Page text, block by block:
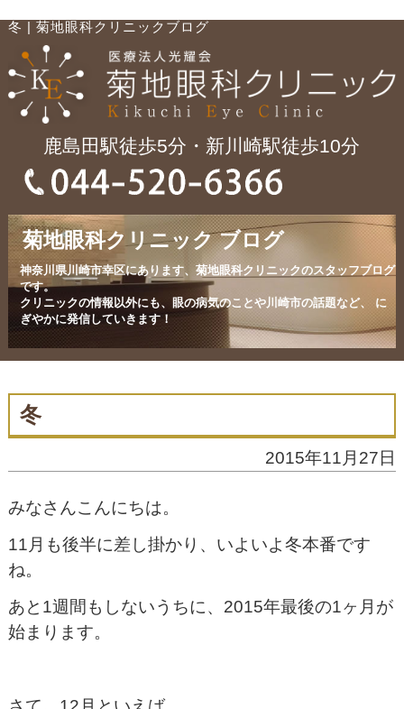
冬 | 菊地眼科クリニックブログ
鹿島田駅徒歩5分・新川崎駅徒歩10分
菊地眼科クリニック ブログ
神奈川県川崎市幸区にあります、菊地眼科クリニックのスタッフブログ
です。
クリニックの情報以外にも、眼の病気のことや川崎市の話題など、
に
ぎやかに発信していきます！
冬
2015年11月27日
みなさんこんにちは。
11月も後半に差し掛かり、いよいよ冬本番です
ね。
あと1週間もしないうちに、2015年最後の1ヶ月が
始まります。